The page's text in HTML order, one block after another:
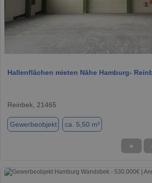
Hallenflächen mieten Nähe Hamburg-
Reinbek, 21465
Gewerbeobjekt ca. 5,50 m²
★